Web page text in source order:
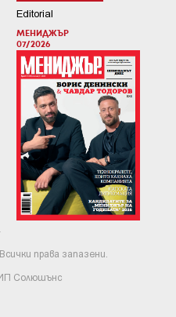
Editorial
МЕНИДЖЪР
07/2026
права запазени.
Солюшънс